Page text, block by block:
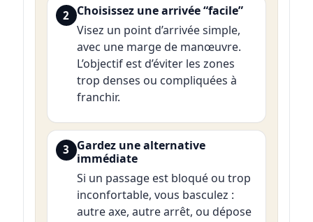
2 Choisissez une arrivée “facile”
Visez un point d’arrivée simple,
avec une marge de manœuvre.
L’objectif est d’éviter les zones
trop denses ou compliquées à
franchir.
3 Gardez une alternative
immédiate
Si un passage est bloqué ou trop
inconfortable, vous basculez :
autre axe, autre arrêt, ou dépose